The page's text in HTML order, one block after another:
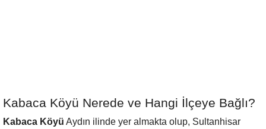
Kabaca Köyü Nerede ve Hangi İlçeye Bağlı?
Kabaca Köyü Aydın ilinde yer almakta olup, Sultanhisar